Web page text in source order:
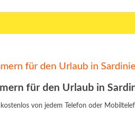
für den Urlaub in
für den Urlaub in
von jedem Telefon oder